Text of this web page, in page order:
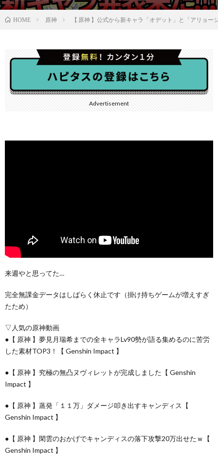
HOME 原神 【 原神 】公式から新キャラ「オデット」と「アリョ
Advertisement
来週やと思ってた…
完全無課金データはしばらく休止です（掛け持ちゲームが増えすぎ
たため）
▽人気の原神動画
●【 原神 】夢見月瑞希までの全キャラLv90勢が語る集めるのに苦労
した素材TOP3！【 Genshin Impact 】
●【 原神 】究極の無凸ヌヴィレットが完成しました【 Genshin
Impact 】
●【 原神 】蒸発「１１万」ダメージ叩き出すキャンディス【
Genshin Impact 】
●【 原神 】閑雲のおかげでキャンディスの落下攻撃20万出せたｗ【
Genshin Impact 】